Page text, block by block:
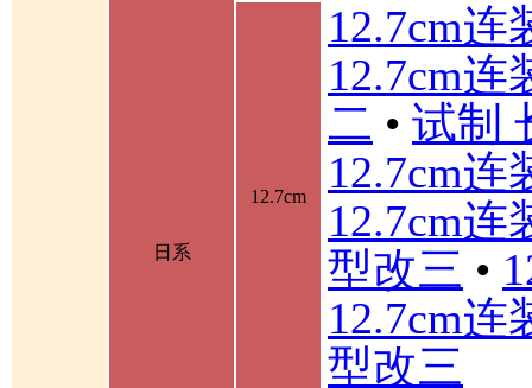
日系
12.7cm
12.7cm连
12.7cm连
二 • 试制
12.7cm连
12.7cm连
型改三 •
12.7cm连
型改三